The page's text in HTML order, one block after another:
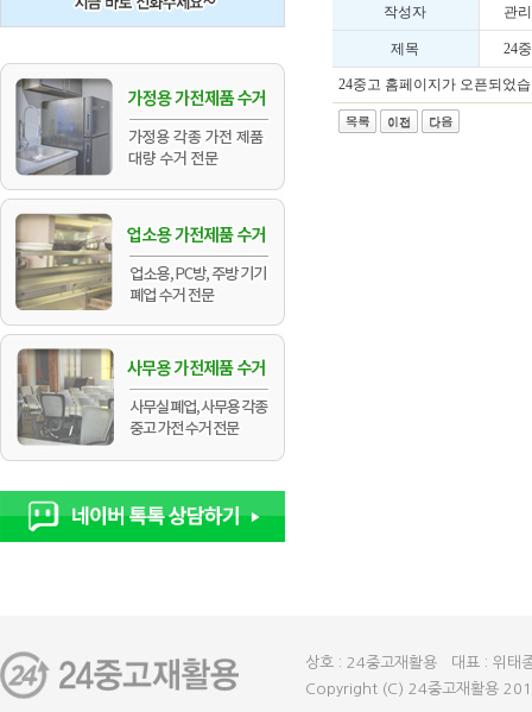
작성자 관
제목 24
24중고 홈페이지가 오픈되었
상호 : 24중고재활용 대표 : 위
Copyright (C) 24중고재활용